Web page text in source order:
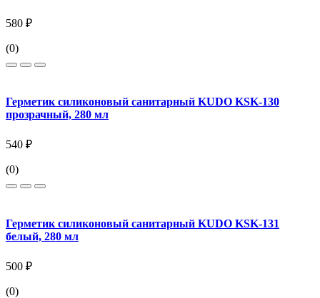
580 ₽
(0)
Герметик силиконовый санитарный KUDO KSK-130
прозрачный, 280 мл
540 ₽
(0)
Герметик силиконовый санитарный KUDO KSK-131
белый, 280 мл
500 ₽
(0)